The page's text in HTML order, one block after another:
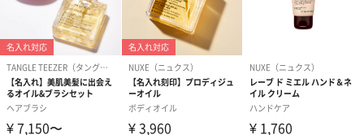
プロディジュー オイル
フランスのオイル売り上げNo.1*1ブランド ニュクスのベストセラ
ーがさらに進化。